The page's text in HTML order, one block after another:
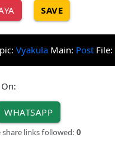
SAVE
VyakulaMain: PostFile:
WHATSAPP
links followed: 0